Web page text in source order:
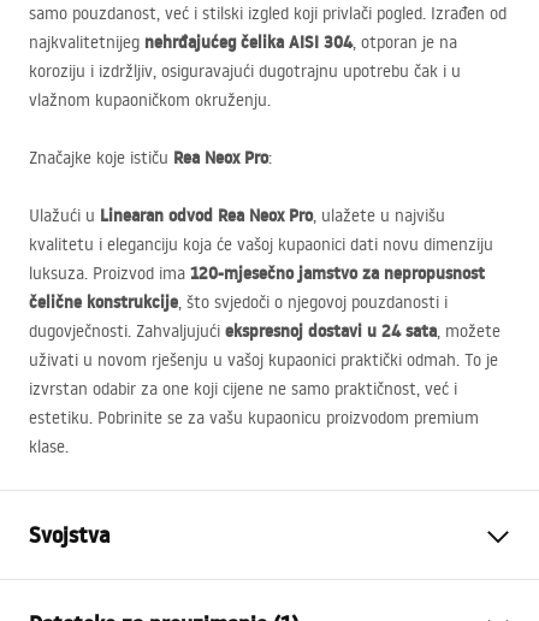
samo pouzdanost, već i stilski izgled koji privlači pogled. Izrađen od
najkvalitetnijeg nehrđajućeg čelika AISI 304, otporan je na
koroziju i izdržljiv, osiguravajući dugotrajnu upotrebu čak i u
vlažnom kupaoničkom okruženju.
Značajke koje ističu Rea Neox Pro:
Ulažući u Linearan odvod Rea Neox Pro, ulažete u najvišu
kvalitetu i eleganciju koja će vašoj kupaonici dati novu dimenziju
luksuza. Proizvod ima 120-mjesečno jamstvo za nepropusnost
čelične konstrukcije, što svjedoči o njegovoj pouzdanosti i
dugovječnosti. Zahvaljujući ekspresnoj dostavi u 24 sata, možete
uživati u novom rješenju u vašoj kupaonici praktički odmah. To je
izvrstan odabir za one koji cijene ne samo praktičnost, već i
estetiku. Pobrinite se za vašu kupaonicu proizvodom premium
klase.
Svojstva